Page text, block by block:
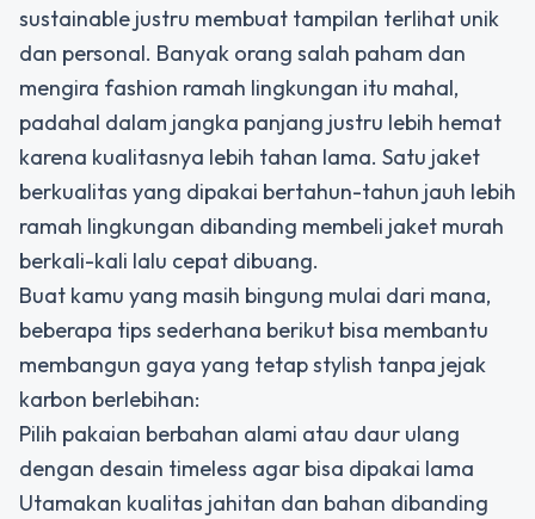
sustainable justru membuat tampilan terlihat unik
dan personal. Banyak orang salah paham dan
mengira fashion ramah lingkungan itu mahal,
padahal dalam jangka panjang justru lebih hemat
karena kualitasnya lebih tahan lama. Satu jaket
berkualitas yang dipakai bertahun-tahun jauh lebih
ramah lingkungan dibanding membeli jaket murah
berkali-kali lalu cepat dibuang.
Buat kamu yang masih bingung mulai dari mana,
beberapa tips sederhana berikut bisa membantu
membangun gaya yang tetap stylish tanpa jejak
karbon berlebihan:
Pilih pakaian berbahan alami atau daur ulang
dengan desain timeless agar bisa dipakai lama
Utamakan kualitas jahitan dan bahan dibanding